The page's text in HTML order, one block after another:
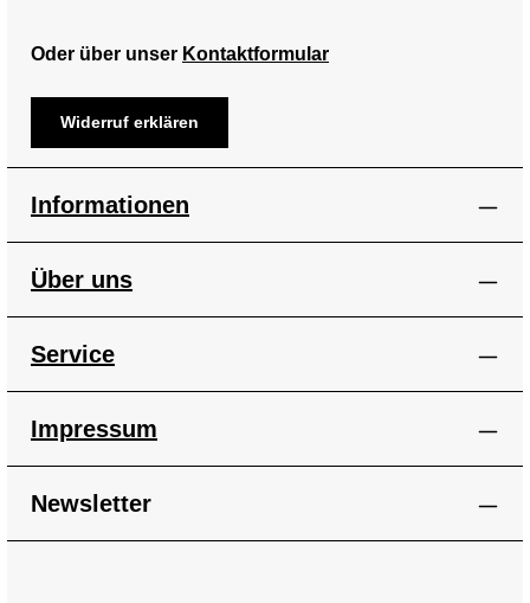
Oder über unser Kontaktformular
Widerruf erklären
Informationen
Über uns
Service
Impressum
Newsletter